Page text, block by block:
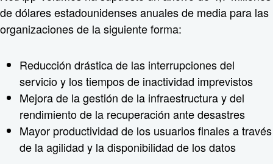
de dólares estadounidenses anuales de media para las
organizaciones de la siguiente forma:
Reducción drástica de las interrupciones del
servicio y los tiempos de inactividad imprevistos
Mejora de la gestión de la infraestructura y del
rendimiento de la recuperación ante desastres
Mayor productividad de los usuarios finales a través
de la agilidad y la disponibilidad de los datos